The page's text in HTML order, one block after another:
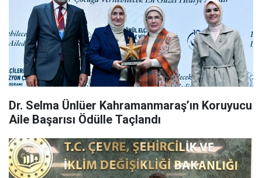
Dr. Selma Ünlüer Kahramanmaraş’ın Koruyucu
Aile Başarısı Ödülle Taçlandı